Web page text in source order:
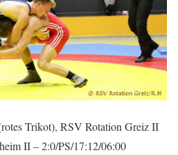
Trikot), RSV Rotation Greiz II
II – 2:0/PS/17:12/06:00